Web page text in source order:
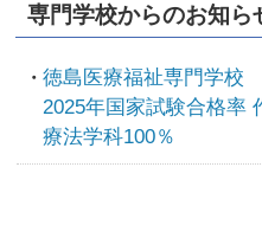
専門学校からのお知ら
徳島医療福祉専門学校
2025年国家試験合格率
療法学科100％